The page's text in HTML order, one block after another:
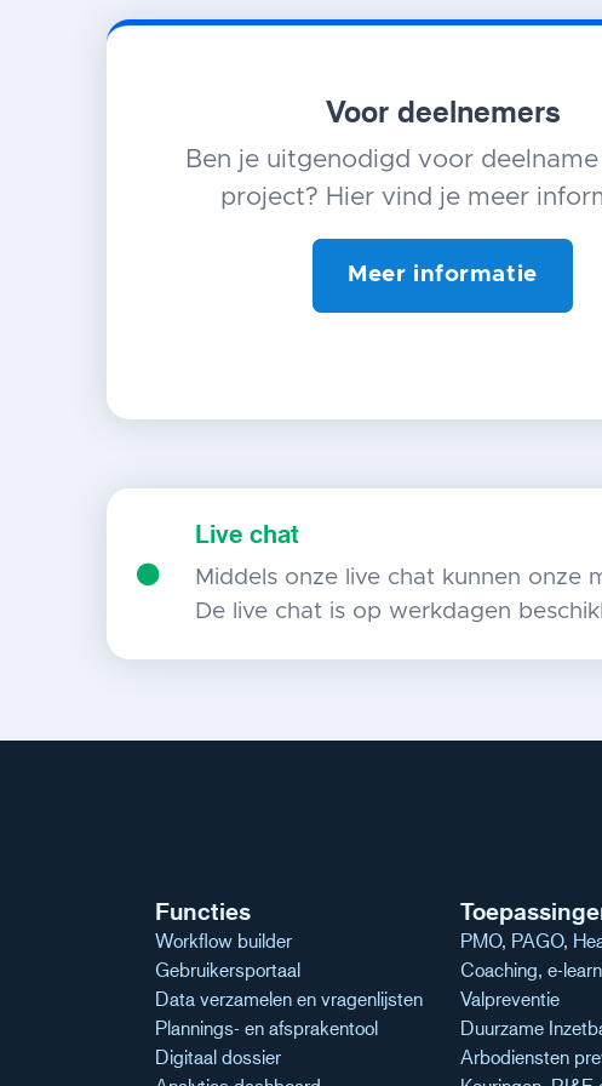
Voor deelnemers
Ben je uitgenodigd voor deelname
project? Hier vind je meer
Meer informatie
Live chat
Middels onze live chat kunnen onze
De live chat is op werkdagen
Functies
Workflow builder
Gebruikersportaal
Data verzamelen en vragenlijsten
Plannings- en afsprakentool
Digitaal dossier
PMO, PAGO,
Coaching, e-
Valpreventie
Duurzame
Arbodiensten